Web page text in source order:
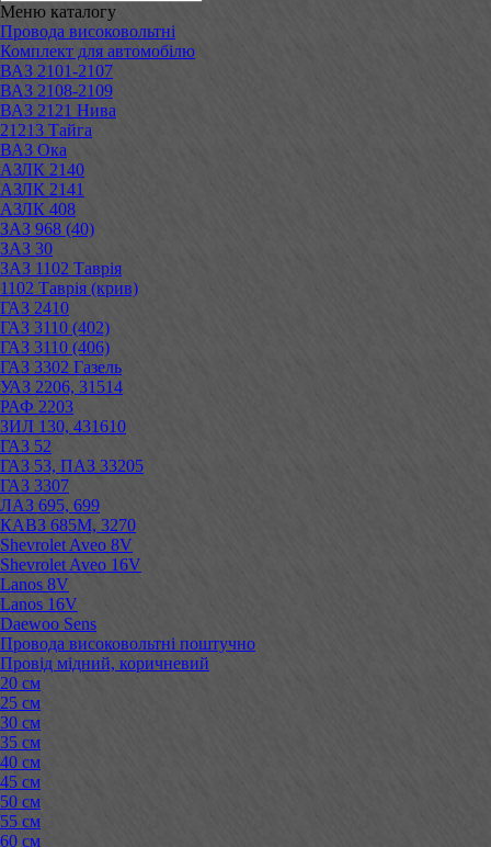
Меню каталогу
Провода високовольтні
Комплект для автомобілю
ВАЗ 2101-2107
ВАЗ 2108-2109
ВАЗ 2121 Нива
21213 Тайга
ВАЗ Ока
АЗЛК 2140
АЗЛК 2141
АЗЛК 408
ЗАЗ 968 (40)
ЗАЗ 30
ЗАЗ 1102 Таврія
1102 Таврія (крив)
ГАЗ 2410
ГАЗ 3110 (402)
ГАЗ 3110 (406)
ГАЗ 3302 Газель
УАЗ 2206, 31514
РАФ 2203
ЗИЛ 130, 431610
ГАЗ 52
ГАЗ 53, ПАЗ 33205
ГАЗ 3307
ЛАЗ 695, 699
КАВЗ 685М, 3270
Shevrolet Aveo 8V
Shevrolet Aveo 16V
Lanos 8V
Lanos 16V
Daewoo Sens
Провода високовольтні поштучно
Провід мідний, коричневий
20 см
25 см
30 см
35 см
40 см
45 см
50 см
55 см
60 см